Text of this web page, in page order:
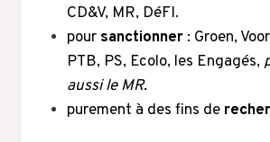
CD&V, MR, DéFI.
pour sanctionner: Groen,
PTB, PS, Ecolo, les Engagés,
aussi le MR.
purement à des fins de